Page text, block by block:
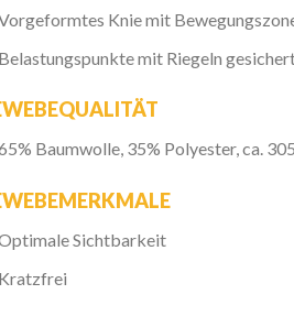
Knie mit
mit Riegeln
Baumwolle, 35% Polyester, ca.
Sichtbarkeit